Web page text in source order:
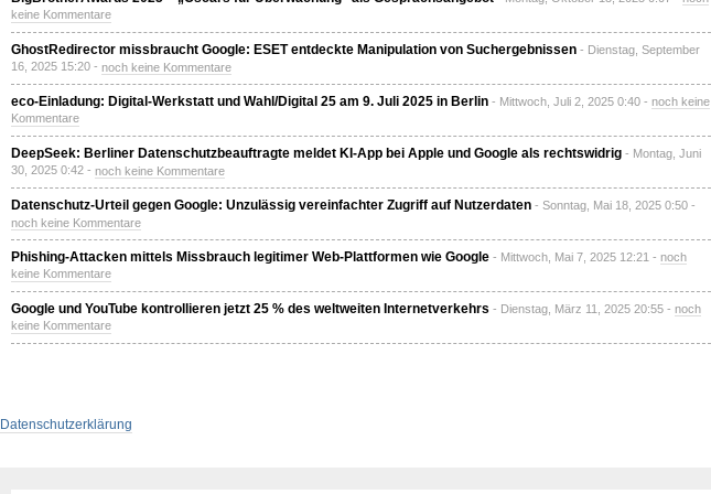
keine Kommentare
GhostRedirector missbraucht Google: ESET entdeckte Manipulation von Suchergebnissen - Dienstag, September
16, 2025 15:20 - noch keine Kommentare
eco-Einladung: Digital-Werkstatt und Wahl/Digital 25 am 9. Juli 2025 in Berlin - Mittwoch, Juli 2, 2025 0:40 - noch keine
Kommentare
DeepSeek: Berliner Datenschutzbeauftragte meldet KI-App bei Apple und Google als rechtswidrig - Montag, Juni
30, 2025 0:42 - noch keine Kommentare
Datenschutz-Urteil gegen Google: Unzulässig vereinfachter Zugriff auf Nutzerdaten - Sonntag, Mai 18, 2025 0:50 -
noch keine Kommentare
Phishing-Attacken mittels Missbrauch legitimer Web-Plattformen wie Google - Mittwoch, Mai 7, 2025 12:21 - noch
keine Kommentare
Google und YouTube kontrollieren jetzt 25 % des weltweiten Internetverkehrs - Dienstag, März 11, 2025 20:55 - noch
keine Kommentare
Datenschutzerklärung